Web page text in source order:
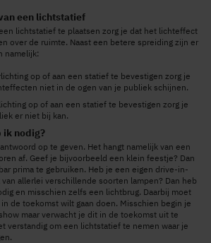
een lichtstatief
lichtstatief te plaatsen zorg je dat het lichteffect
over de ruimte. Naast een betere spreiding zijn er
namelijk:
op of aan een statief te bevestigen zorg je
niet in de ogen van je publiek schijnen.
op of aan een statief te bevestigen zorg je
er niet bij kan.
ik nodig?
op te geven. Het hangt namelijk van een
af. Geef je bijvoorbeeld een klein feestje? Dan
prima te gebruiken. Heb je een eigen drive-in-
allerlei verschillende soorten lampen? Dan heb
en misschien zelfs een lichtbrug. Daarbij moet
de toekomst wilt gaan doen. Misschien begin je
maar verwacht je dit in de toekomst uit te
verstandig om een lichtstatief te nemen waar je